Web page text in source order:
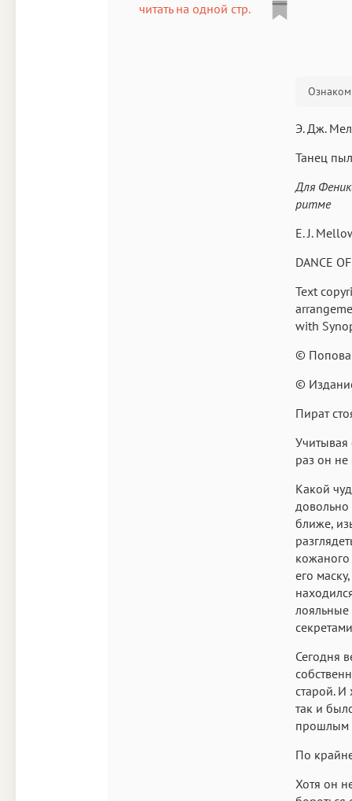
читать на одной стр.
Э. Дж.
Танец
Для
ритме
E. J.
DANCE
Text
with
© Попова
©
Пират
Учитывая
раз он
Какой
довольно
ближе,
его
Сегодня
старой. И
так и
прошлым
По
Хотя он